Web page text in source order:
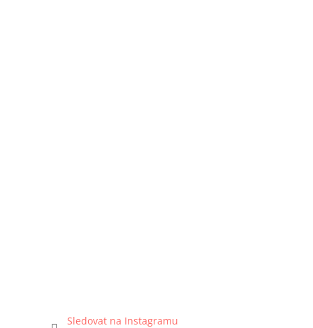
Sledovat na Instagramu